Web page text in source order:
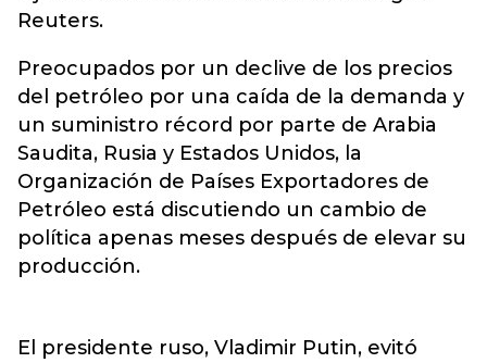
Reuters.
Preocupados por un declive de los precios
del petróleo por una caída de la demanda y
un suministro récord por parte de Arabia
Saudita, Rusia y Estados Unidos, la
Organización de Países Exportadores de
Petróleo está discutiendo un cambio de
política apenas meses después de elevar su
producción.
El presidente ruso, Vladimir Putin, evitó